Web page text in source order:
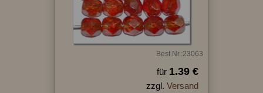
Best.Nr.:23063
für 1.39 €
zzgl. Versand